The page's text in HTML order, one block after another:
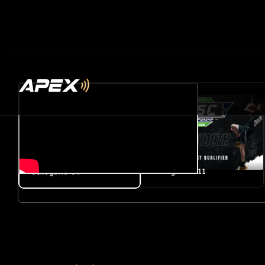
Samedi
Catégorie U9 Catégorie U11